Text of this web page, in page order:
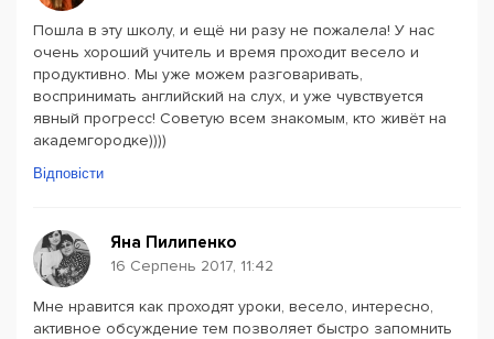
Пошла в эту школу, и ещё ни разу не пожалела! У нас
очень хороший учитель и время проходит весело и
продуктивно. Мы уже можем разговаривать,
воспринимать английский на слух, и уже чувствуется
явный прогресс! Советую всем знакомым, кто живёт на
академгородке))))
Відповісти
Яна Пилипенко
16 Серпень 2017, 11:42
Мне нравится как проходят уроки, весело, интересно,
активное обсуждение тем позволяет быстро запомнить